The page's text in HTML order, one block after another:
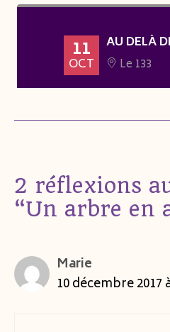
11
OCT
AU DELÀ
Le 133
2 réflexions
“Un arbre en
Marie
10 décembre 2017